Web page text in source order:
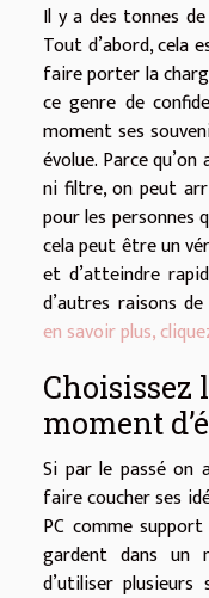
Il y a des tonnes
Tout d’abord, cela
faire porter la
ce genre de
moment ses
évolue. Parce
ni filtre, on peut
pour les personnes
cela peut être un
et d’atteindre
d’autres raisons
en savoir plus,
Choisissez
moment
Si par le passé on
faire coucher ses
PC comme
gardent dans un
d’utiliser